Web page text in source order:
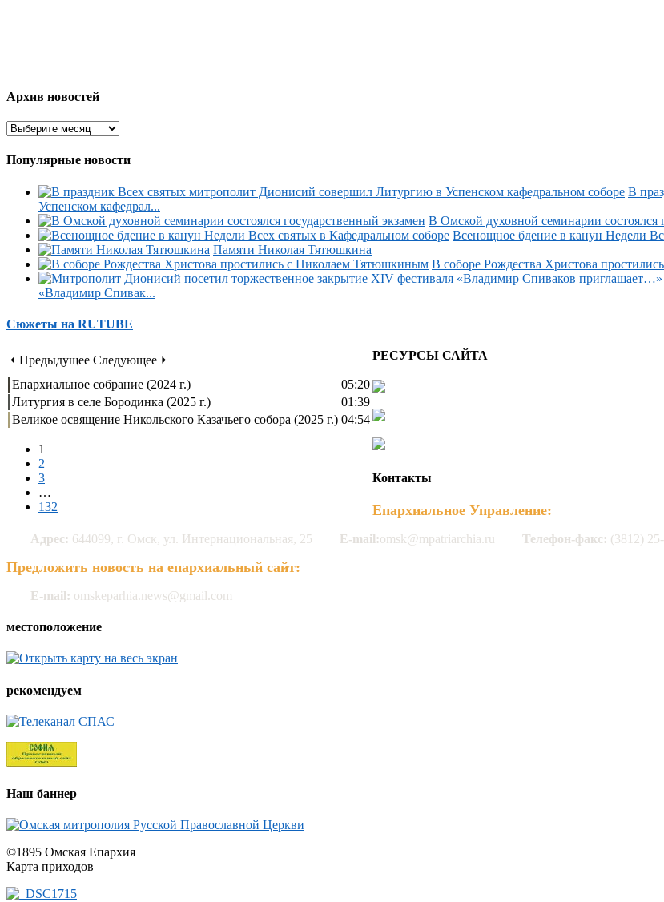
Архив новостей
Популярные новости
В
Успенском кафедрал...
В Омской духовной семинарии состоялся
Всенощное бдение в канун Недели
Памяти Николая Тятюшкина
В соборе Рождества Христова
«Владимир Спивак...
Сюжеты на RUTUBE
⏴ Предыдущее Следующее ⏵
Епархиальное собрание (2024 г.)
05:20
Литургия в селе Бородинка (2025 г.)
01:39
Великое освящение Никольского Казачьего собора (2025 г.) 04:54
1
2
3
…
132
РЕСУРСЫ САЙТА
Контакты
Епархиальное Управление:
Адрес: 644099, г. Омск, ул. Интернациональная, 25 E-mail:omsk@mpatriarchia.ru Телефон-факс: (3812)
Предложить новость на епархиальный сайт:
E-mail: omskeparhia.news@gmail.com
местоположение
рекомендуем
Наш баннер
©1895 Омская Епархия
Карта приходов